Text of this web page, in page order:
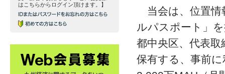
当会は、位置情
ルパスポート」
都中央区、代表
保有する、事前
はこちらからログイン頂けます。】